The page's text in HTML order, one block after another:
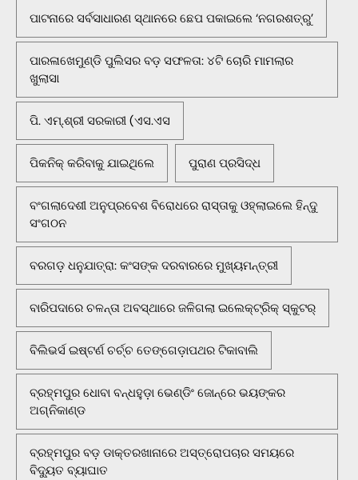
ପାଟନାରେ ସର୍ବସାଧାରଣ ସ୍ଥାନରେ ଛେପ ପକାଇଲେ ‘ନଗରଶତ୍ରୁ’
ପାରଳାଖେମୁଣ୍ଡି ପୁଲିସର ବଡ଼ ସଫଳତା: ୪ଟି ଚୋରି ମାମଲାର
ଖୁଲାସା
ପି. ଏମ୍.ଶ୍ରୀ ସରକାରୀ (ଏସ.ଏସ
ପିକନିକ୍‌ କରିବାକୁ ଯାଇଥିଲେ ପୁରାଣ ପ୍ରସିଦ୍ଧ
ବଂଗଲାଦେଶୀ ଅନୁପ୍ରବେଶ ବିରୋଧରେ ରାସ୍ତାକୁ ଓହ୍ଲାଇଲେ ହିନ୍ଦୁ
ସଂଗଠନ
ବରଗଡ଼ ଧନୁଯାତ୍ରା: କଂସଙ୍କ ଦରବାରରେ ମୁଖ୍ୟମନ୍ତ୍ରୀ
ବାରିପଦାରେ ଚଳନ୍ତା ଅବସ୍ଥାରେ ଜଳିଗଲା ଇଲେକ୍ଟ୍ରିକ୍ ସ୍କୁଟର୍
ବିଲିଭର୍ସ ଇଷ୍ଟର୍ଣ ଚର୍ଚ୍ଚ ତେଙ୍ଗେଡ଼ାପଥର ଟିକାବାଲି
ବ୍ରହ୍ମପୁର ଧୋବା ବନ୍ଧହୁଡ଼ା ଭେଣ୍ଡିଂ ଜୋନ୍‌ରେ ଭୟଙ୍କର
ଅଗ୍ନିକାଣ୍ଡ
ବ୍ରହ୍ମପୁର ବଡ଼ ଡାକ୍ତରଖାନାରେ ଅସ୍ତ୍ରୋପଚାର ସମୟରେ
ବିଦ୍ୟୁତ ବ୍ୟାଘାତ